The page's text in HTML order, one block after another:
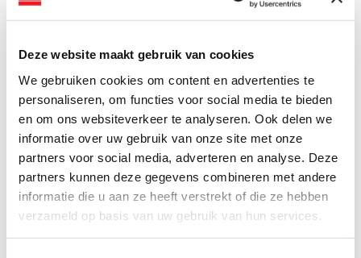
Deze website maakt gebruik van cookies
We gebruiken cookies om content en advertenties te
personaliseren, om functies voor social media te bieden
en om ons websiteverkeer te analyseren. Ook delen we
informatie over uw gebruik van onze site met onze
partners voor social media, adverteren en analyse. Deze
partners kunnen deze gegevens combineren met andere
informatie die u aan ze heeft verstrekt of die ze hebben
verzameld op basis van uw gebruik van hun services.
Lees verder